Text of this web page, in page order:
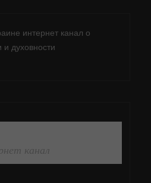
интернет канал о
духовности
канал